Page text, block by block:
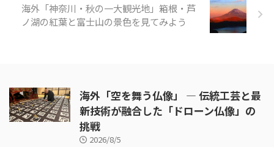
小笠原」の様子を見てみましょ
う。 引 ...
海外「神奈川・秋の一大観光地」箱根・芦
ノ湖の紅葉と富士山の景色を見てみよう
海外「空を舞う仏像」 ― 伝統工芸と最
新技術が融合した「ドローン仏像」の
挑戦
2026/8/5